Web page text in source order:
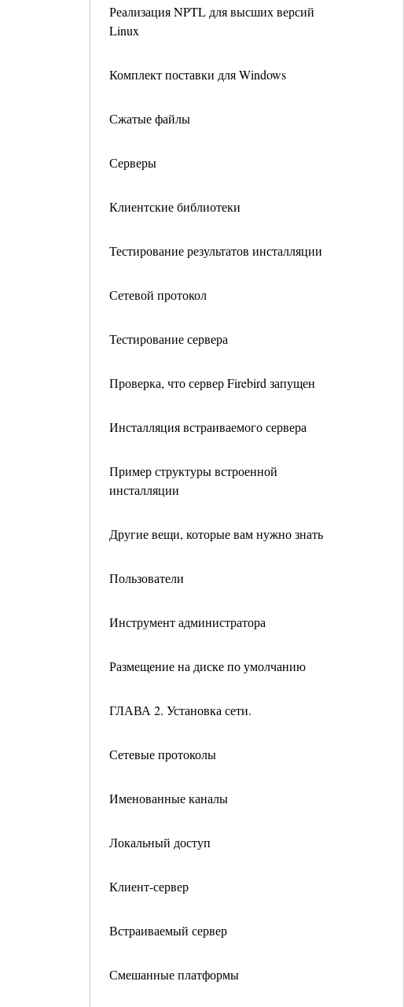
Реализация NPTL для высших версий
Linux
Комплект поставки для Windows
Сжатые файлы
Серверы
Клиентские библиотеки
Тестирование результатов инсталляции
Сетевой протокол
Тестирование сервера
Проверка, что сервер Firebird запущен
Инсталляция встраиваемого сервера
Пример структуры встроенной
инсталляции
Другие вещи, которые вам нужно знать
Пользователи
Инструмент администратора
Размещение на диске по умолчанию
ГЛАВА 2. Установка сети.
Сетевые протоколы
Именованные каналы
Локальный доступ
Клиент-сервер
Встраиваемый сервер
Смешанные платформы